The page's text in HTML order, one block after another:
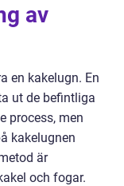
av
en kakelugn. En
ut de befintliga
process, men
kakelugnen
är
och fogar.